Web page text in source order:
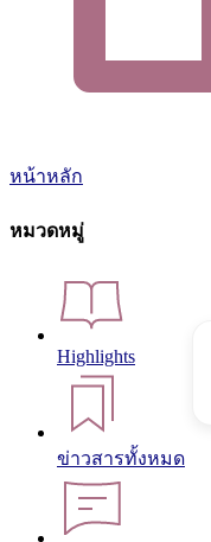
หน้าหลัก
หมวดหมู่
Highlights
ข่าวสารทั้งหมด